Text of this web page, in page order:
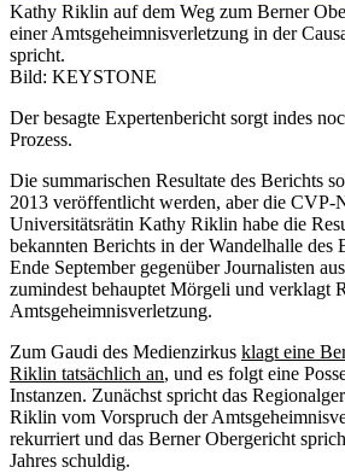
Kathy Riklin auf dem Weg zum Berner
einer Amtsgeheimnisverletzung in der
spricht.
Bild: KEYSTONE
Der besagte Expertenbericht sorgt indes
Prozess.
Die summarischen Resultate des Berichts
2013 veröffentlicht werden, aber die CVP-
Universitätsrätin Kathy Riklin habe die
bekannten Berichts in der Wandelhalle des
Ende September gegenüber Journalisten
zumindest behauptet Mörgeli und verklagt
Amtsgeheimnisverletzung.
Zum Gaudi des Medienzirkus klagt eine
Riklin tatsächlich an, und es folgt eine
Instanzen. Zunächst spricht das
Riklin vom Vorspruch der
rekurriert und das Berner Obergericht
Jahres schuldig.